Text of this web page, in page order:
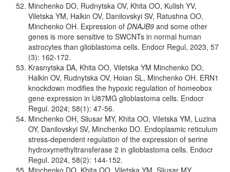
Minchenko DO, Rudnytska OV, Khita OO, Kulish YV,
Viletska YM, Halkin OV, Danilovskyi SV, Ratushna OO,
Minchenko OH. Expression of DNAJB9 and some other
genes is more sensitive to SWCNTs in normal human
astrocytes than glioblastoma cells. Endocr Regul, 2023, 57
(3): 162-172.
Krasnytska DA, Khita OO, Viletska YM Minchenko DO,
Halkin OV, Rudnytska OV, Hoian SL, Minchenko OH. ERN1
knockdown modifies the hypoxic regulation of homeobox
gene expression in U87MG glioblastoma cells. Endocr
Regul. 2024; 58(1): 47-56.
Minchenko OH, Sliusar MY, Khita OO, Viletska YM, Luzina
OY, Danilovskyi SV, Minchenko DO. Endoplasmic reticulum
stress-dependent regulation of the expression of serine
hydroxymethyltransferase 2 in glioblastoma cells. Endocr
Regul. 2024, 58(2): 144-152.